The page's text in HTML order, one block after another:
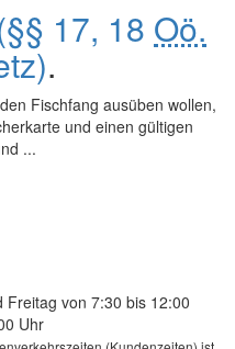
17, 18 Oö.
.
Fischfang ausüben wollen,
und einen gültigen
...
von 7:30 bis 12:00
Uhr